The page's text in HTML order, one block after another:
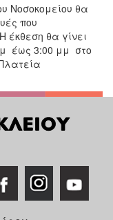
Νοσοκομείου θα
που
έκθεση θα γίνει
έως 3:00 μμ στο